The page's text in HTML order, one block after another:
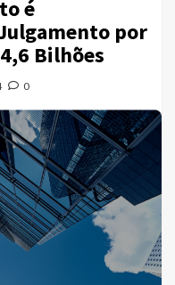
é
por
Bilhões
0